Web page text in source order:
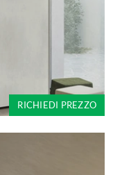
RICHIEDI PREZZO